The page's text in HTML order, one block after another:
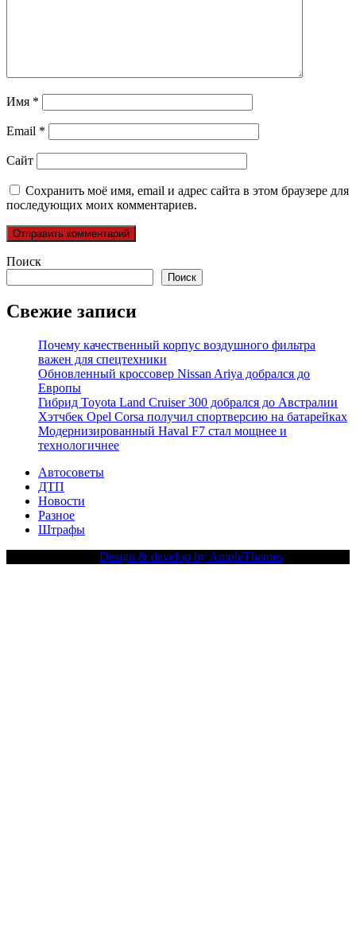
Имя *
Email *
Сайт
Сохранить моё имя, email и адрес сайта в этом браузере для
последующих моих комментариев.
Поиск
Поиск
Свежие записи
Почему качественный корпус воздушного фильтра
важен для спецтехники
Обновленный кроссовер Nissan Ariya добрался до
Европы
Гибрид Toyota Land Cruiser 300 добрался до Австралии
Хэтчбек Opel Corsa получил спортверсию на батарейках
Модернизированный Haval F7 стал мощнее и
технологичнее
Автосоветы
ДТП
Новости
Разное
Штрафы
Design & develop by AmpleThemes